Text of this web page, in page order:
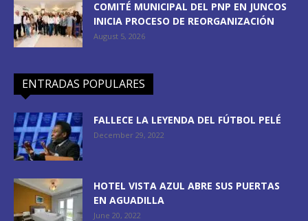
COMITÉ MUNICIPAL DEL PNP EN JUNCOS
INICIA PROCESO DE REORGANIZACIÓN
August 5, 2026
ENTRADAS POPULARES
FALLECE LA LEYENDA DEL FÚTBOL PELÉ
December 29, 2022
HOTEL VISTA AZUL ABRE SUS PUERTAS
EN AGUADILLA
June 20, 2022